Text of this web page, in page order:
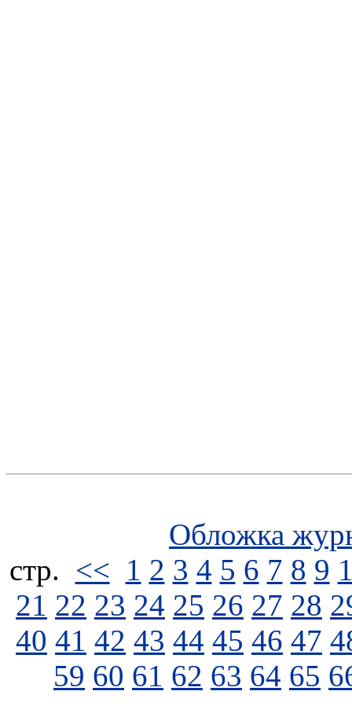
Обложка
стp. << 1 2 3 4 5 6 7 8 9
21 22 23 24 25 26 27 28
40 41 42 43 44 45 46 47
59 60 61 62 63 64 65